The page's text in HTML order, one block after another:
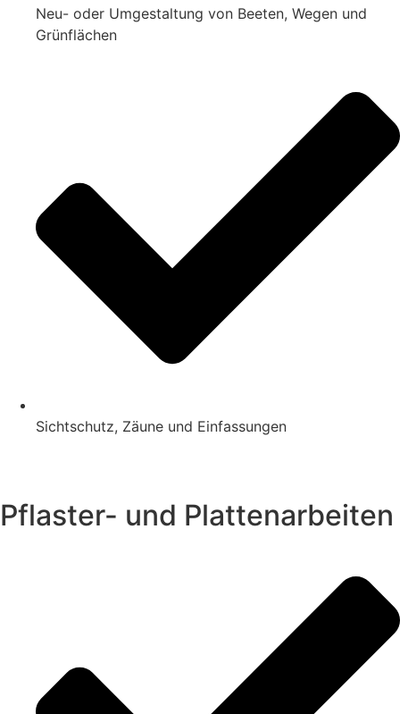
Neu- oder Umgestaltung von Beeten, Wegen und
Grünflächen
Sichtschutz, Zäune und Einfassungen
Pflaster- und Plattenarbeiten